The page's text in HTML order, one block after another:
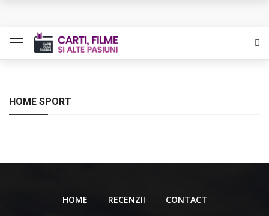
The Man Who Sold Air in the Holy Land – Generatia care
HOME SPORT
HOME RECENZII CONTACT